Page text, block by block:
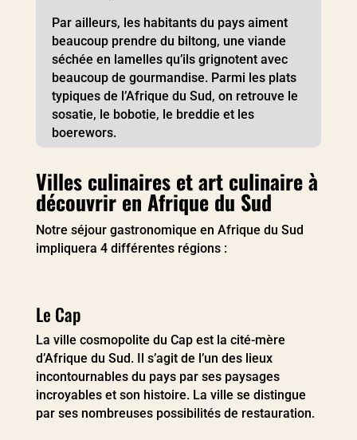
Par ailleurs, les habitants du pays aiment
beaucoup prendre du biltong, une viande
séchée en lamelles qu’ils grignotent avec
beaucoup de gourmandise. Parmi les plats
typiques de l’Afrique du Sud, on retrouve le
sosatie, le bobotie, le breddie et les
boerewors.
Villes culinaires et art culinaire à
découvrir en Afrique du Sud
Notre séjour gastronomique en Afrique du Sud
impliquera 4 différentes régions :
Le Cap
La ville cosmopolite du Cap est la cité-mère
d’Afrique du Sud. Il s’agit de l’un des lieux
incontournables du pays par ses paysages
incroyables et son histoire. La ville se distingue
par ses nombreuses possibilités de restauration.